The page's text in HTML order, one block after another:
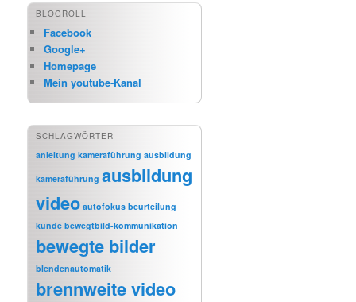
BLOGROLL
Facebook
Google+
Homepage
Mein youtube-Kanal
SCHLAGWÖRTER
anleitung kameraführung ausbildung
kameraführung ausbildung
video autofokus beurteilung
kunde bewegtbild-kommunikation
bewegte bilder
blendenautomatik
brennweite video